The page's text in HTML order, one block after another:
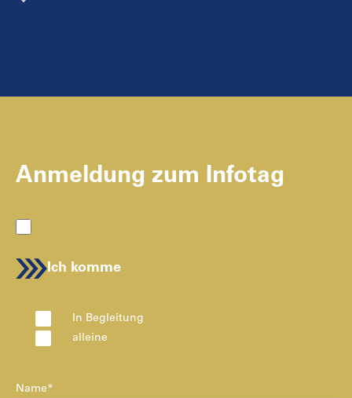
Anmeldung zum Infotag
Ich komme
alleine
In Begleitung
Name*